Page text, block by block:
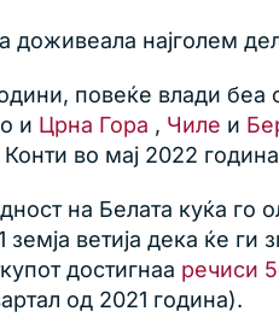
најголем
повеќе влади
и Црна Гора , Чиле и
во мај 2022
на Белата куќа го
ветија дека ќе
достигнаа речиси
од 2021 година).